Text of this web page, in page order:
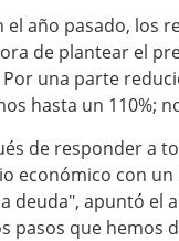
el año pasado, los
de plantear el
una parte
hasta un 110%;
de responder a
económico con
deuda", apuntó el
pasos que hemos